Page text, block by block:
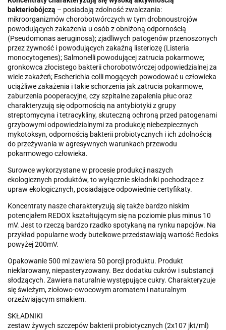
bakteriobójczą – posiadają zdolność zwalczania:
mikroorganizmów chorobotwórczych w tym drobnoustrojów
powodujących zakażenia u osób z obniżoną odpornością
(Pseudomonas aeruginosa); zjadliwych patogenów przenoszonych
przez żywność i powodujących zakaźną listeriozę (Listeria
monocytogenes); Salmonelli powodującej zatrucia pokarmowe;
gronkowca złocistego bakterii chorobotwórczej odpowiedzialnej za
wiele zakażeń; Escherichia colli mogących powodować u człowieka
uciążliwe zakażenia i takie schorzenia jak zatrucia pokarmowe,
zaburzenia pooperacyjne, czy szpitalne zapalenia płuc oraz
charakteryzują się odpornością na antybiotyki z grupy
streptomycyna i tetracykliny, skuteczną ochroną przed patogenami
grzybowymi odpowiedzialnymi za produkcję niebezpiecznych
mykotoksyn, odpornością bakterii probiotycznych i ich zdolnością
do przeżywania w agresywnych warunkach przewodu
pokarmowego człowieka.
Surowce wykorzystane w procesie produkcji naszych
ekologicznych produktów, to wyłącznie składniki pochodzące z
upraw ekologicznych, posiadające odpowiednie certyfikaty.
Koncentraty nasze charakteryzują się także bardzo niskim
potencjałem REDOX kształtującym się na poziomie plus minus 10
mV. Jest to rzeczą bardzo rzadko spotykaną na rynku napojów. Na
przykład popularne wody butelkowe przedstawiają wartość Redoks
powyżej 200mV.
Opakowanie 500 ml zawiera 50 porcji produktu. Produkt
nieklarowany, niepasteryzowany. Bez dodatku cukrów i substancji
słodzących. Zawiera naturalnie występujące cukry. Charakteryzuje
się świeżym, ziołowo-owocowym aromatem i naturalnym
orzeźwiającym smakiem.
SKŁADNIKI
zestaw żywych szczepów bakterii probiotycznych (2x107 jkt/ml)